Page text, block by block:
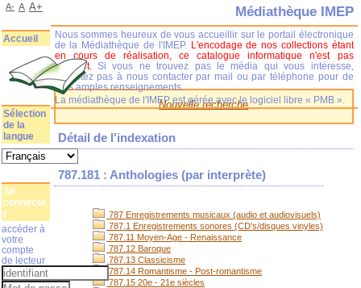
Nouvelle recherche
Détail de l'indexation
787.181 : Anthologies (par interprète)
787 Enregistrements musicaux (audio et audiovisuels)
787.1 Enregistrements sonores (CD's/disques vinyles)
787.11 Moyen-Age - Renaissance
787.12 Baroque
787.13 Classicisme
787.14 Romantisme - Post-romantisme
787.15 20e - 21e siècles
Médiathèque IMEP
Nous sommes heureux de vous accueillir sur le portail électronique
de la Médiathèque de l'IMEP. L'encodage de nos collections étant
en cours de réalisation, ce catalogue informatique n'est pas
complet.
Si vous ne trouvez pas le média qui vous intéresse,
n'hésitez pas à nous contacter par mail ou par téléphone pour de
plus amples renseignements.
La médiathèque de l'IMEP est gérée avec le logiciel libre « PMB ».
A- A A+
Accueil
Sélection
de la
langue
Se
connecte
r
accéder à
votre
compte
de lecteur